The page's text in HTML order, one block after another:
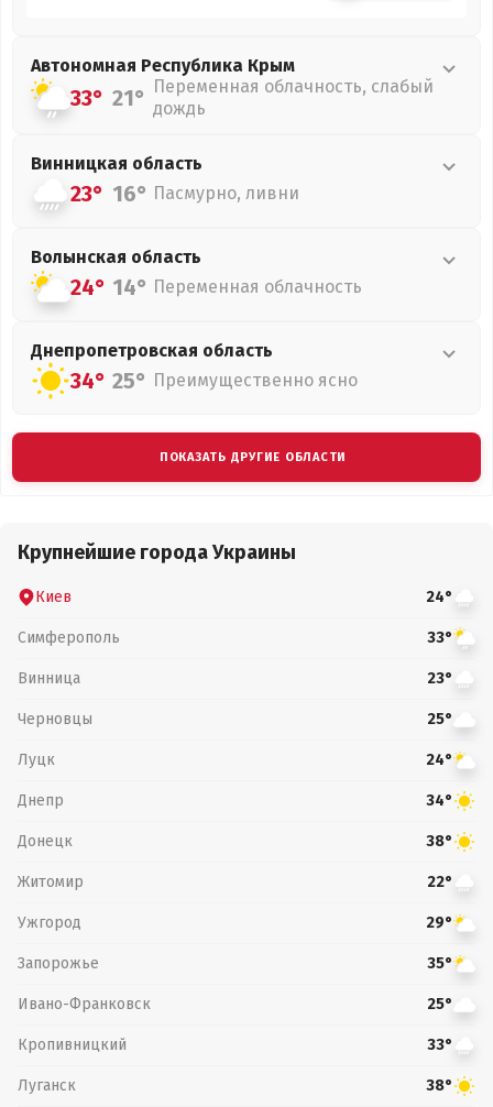
Автономная Республика Крым
33° 21° Переменная облачность, слабый
дождь
Винницкая область
23° 16° Пасмурно, ливни
Волынская область
24° 14° Переменная облачность
Днепропетровская область
34° 25° Преимущественно ясно
ПОКАЗАТЬ ДРУГИЕ ОБЛАСТИ
Крупнейшие города Украины
Киев 24°
Симферополь 33°
Винница 23°
Черновцы 25°
Луцк 24°
Днепр 34°
Донецк 38°
Житомир 22°
Ужгород 29°
Запорожье 35°
Ивано-Франковск 25°
Кропивницкий 33°
Луганск 38°